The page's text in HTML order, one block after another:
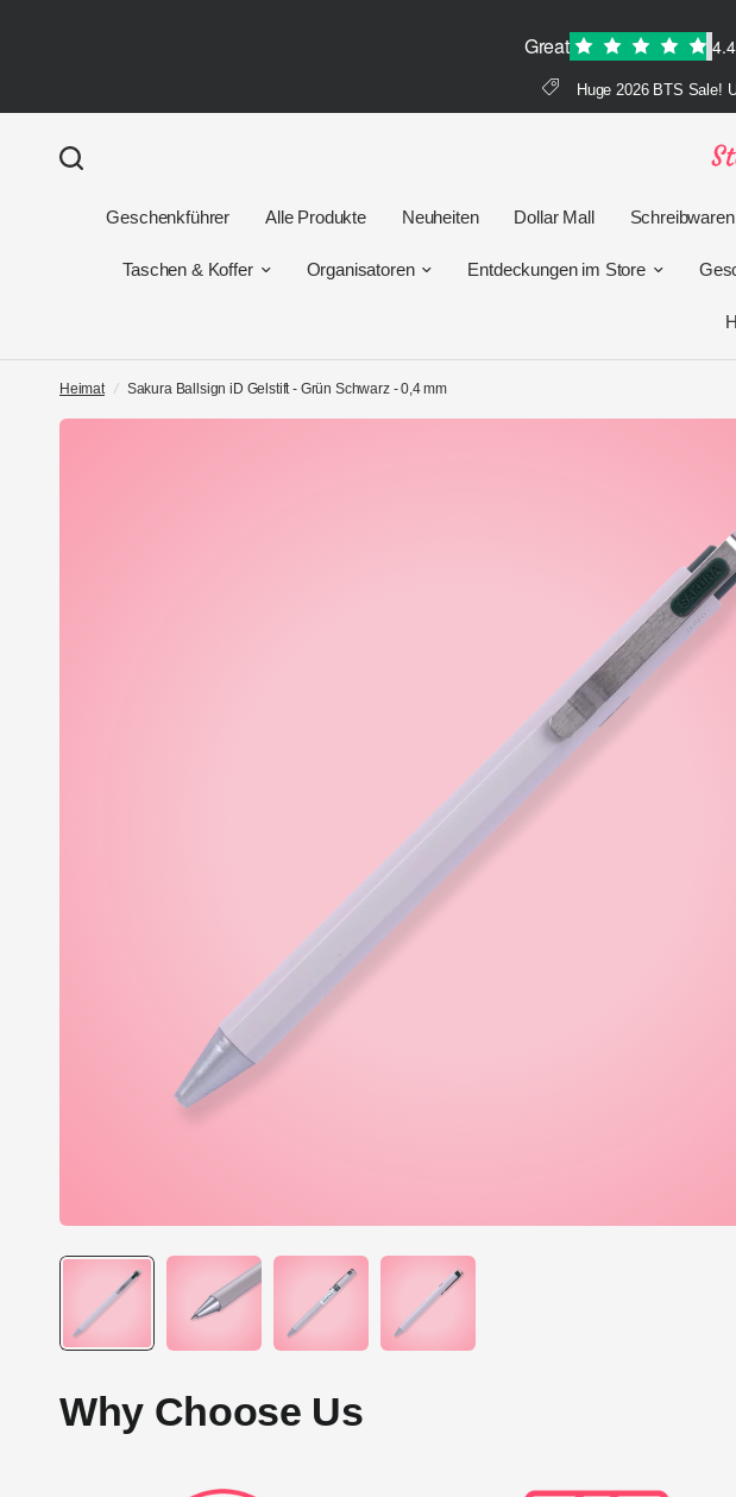
Great
Huge 2026 BTS Sale!
Geschenkführer Alle Produkte Neuheiten Dollar Mall Schreibwaren
Taschen & Koffer Organisatoren Entdeckungen im Store
Heimat / Sakura Ballsign iD Gelstift - Grün Schwarz - 0,4 mm
Why Choose Us